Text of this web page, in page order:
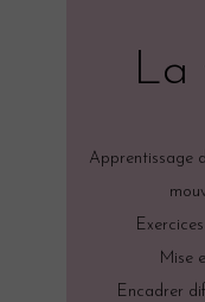
La
Apprentissage
Mise
Encadrer